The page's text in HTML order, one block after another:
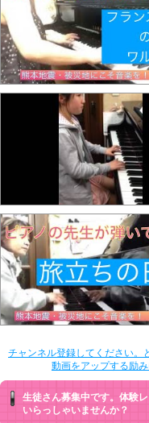
チャンネル登録してください。
動画をアップする励
生徒さん募集中です。体験
いらっしゃいませんか？